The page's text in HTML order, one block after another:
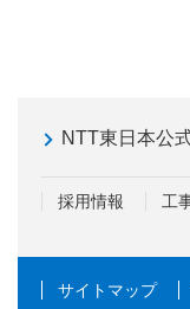
NTT東日本公
採用情報 工
サイトマップ